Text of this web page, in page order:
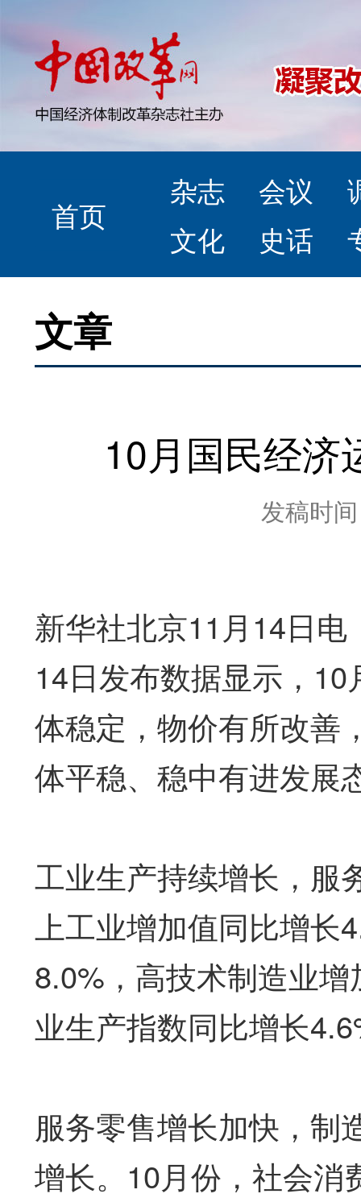
首页
杂志 会议
文化
史话
文章
10月国民经济
发稿时
新华社北京11月14日
14日发布数据显示，
体稳定，物价有所改善
体平稳、稳中有进发展
工业生产持续增长，服
上工业增加值同比增长
8.0%，高技术制造业
业生产指数同比增长
服务零售增长加快，制
增长。10月份，社会消